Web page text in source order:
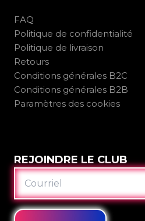
FAQ
Politique de confidentialité
Politique de livraison
Retours
Conditions générales B2C
Conditions générales B2B
Paramètres des cookies
REJOINDRE LE CLUB
COURRIEL